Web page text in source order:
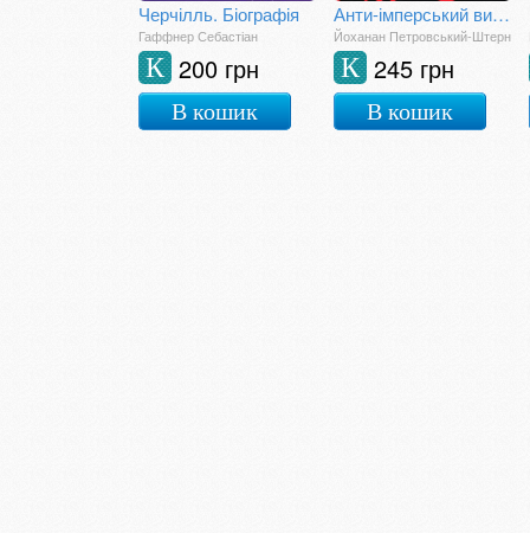
Черчілль. Біографія
Гаффнер Себастіан
200 грн
К
В кошик
Анти-імперський вибір. Постання українсько-єврейської ідентичности
Йоханан Петровський-Штерн
245 грн
К
В кошик